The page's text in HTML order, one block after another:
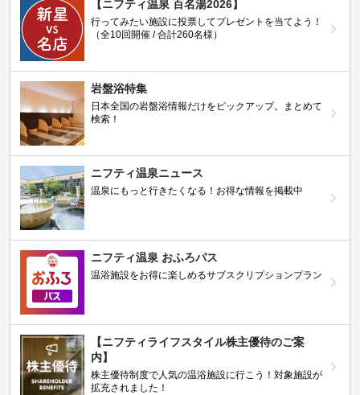
【ニフティ温泉 百名湯2026】
行ってみたい施設に投票してプレゼントを当てよう！
（全10回開催 / 合計260名様）
岩盤浴特集
日本全国の岩盤浴情報だけをピックアップ。まとめて
検索！
ニフティ温泉ニュース
温泉にもっと行きたくなる！お得な情報を掲載中
ニフティ温泉 おふろパス
温浴施設をお得に楽しめるサブスクリプションプラン
【ニフティライフスタイル株主優待のご案
内】
株主優待制度で人気の温浴施設に行こう！対象施設が
拡充されました！